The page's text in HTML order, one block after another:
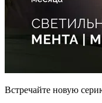
Встречайте новую